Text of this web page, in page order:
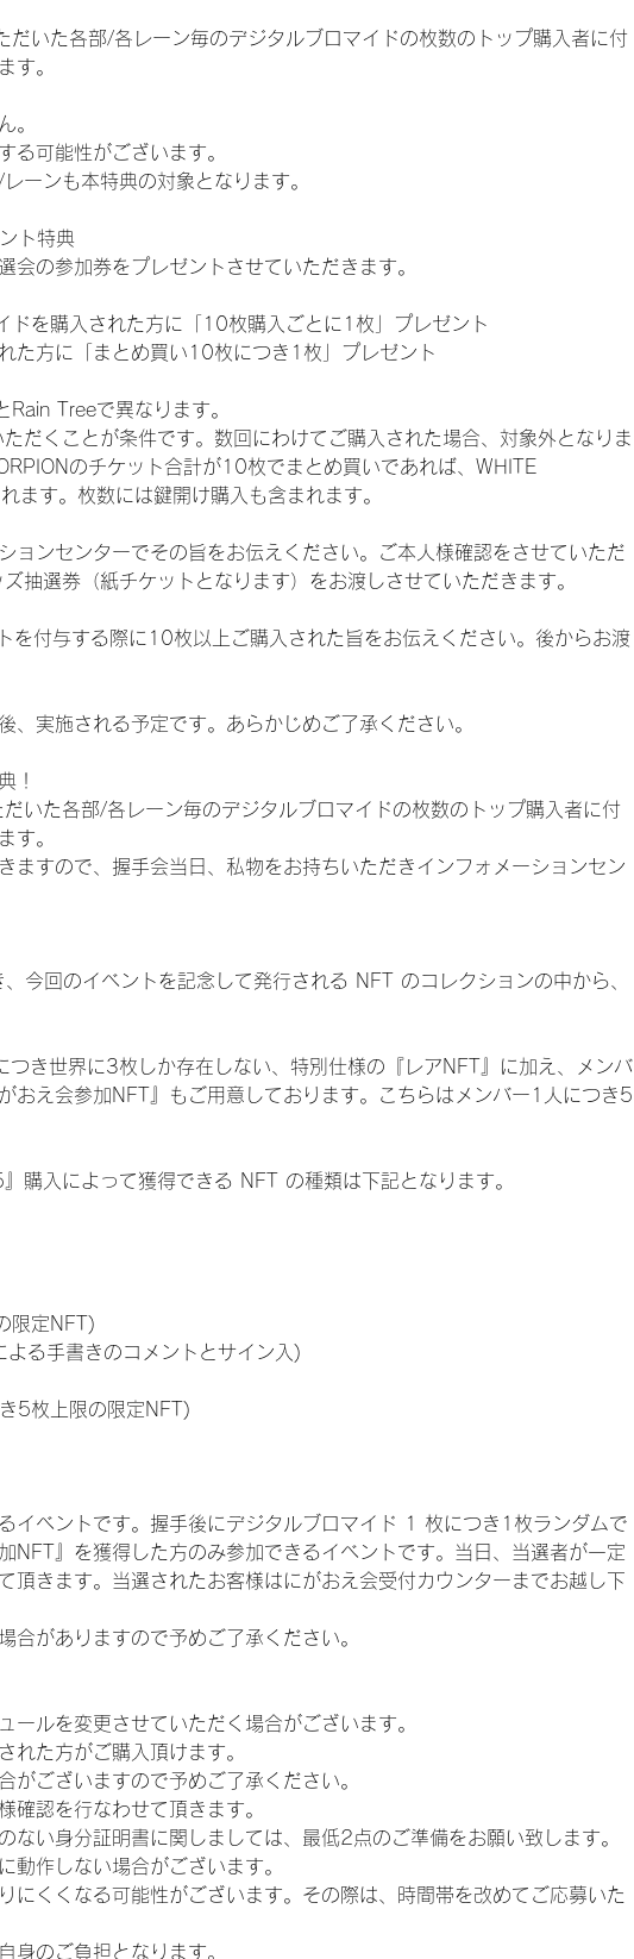
だいた各部/各レーン毎のデジタルブロマイドの枚数のトップ購入者に付
す。
。
る可能性がございます。
ーンも本特典の対象となります。
ト特典
会の参加券をプレゼントさせていただきます。
を購入された方に「10枚購入ごとに1枚」プレゼント
た方に「まとめ買い10枚につき1枚」プレゼント
Treeで異なります。
だくことが条件です。数回にわけてご購入された場合、対象外となりま
のチケット合計が10枚でまとめ買いであれば、WHITE
ます。枚数には鍵開け購入も含まれます。
ョンセンターでその旨をお伝えください。ご本人様確認をさせていただ
抽選券（紙チケットとなります）をお渡しさせていただきます。
を付与する際に10枚以上ご購入された旨をお伝えください。後からお渡
実施される予定です。あらかじめご了承ください。
！
いた各部/各レーン毎のデジタルブロマイドの枚数のトップ購入者に付
す。
ますので、握手会当日、私物をお持ちいただきインフォメーションセン
今回のイベントを記念して発行される NFT のコレクションの中から、
き世界に3枚しか存在しない、特別仕様の『レアNFT』に加え、メンバ
おえ会参加NFT』もご用意しております。こちらはメンバー1人につき5
購入によって獲得できる NFT の種類は下記となります。
限定NFT)
る手書きのコメントとサイン入)
5枚上限の限定NFT)
イベントです。握手後にデジタルブロマイド 1 枚につき1枚ランダムで
NFT』を獲得した方のみ参加できるイベントです。当日、当選者が一定
頂きます。当選されたお客様はにがおえ会受付カウンターまでお越し下
がありますので予めご了承ください。
ールを変更させていただく場合がございます。
れた方がご購入頂けます。
がございますので予めご了承ください。
確認を行なわせて頂きます。
ない身分証明書に関しましては、最低2点のご準備をお願い致します。
動作しない場合がございます。
にくくなる可能性がございます。その際は、時間帯を改めてご応募いた
身のご負担となります。